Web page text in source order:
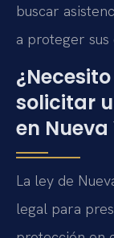
buscar
a proteger sus
solicitar
en Nueva
La ley de
legal para